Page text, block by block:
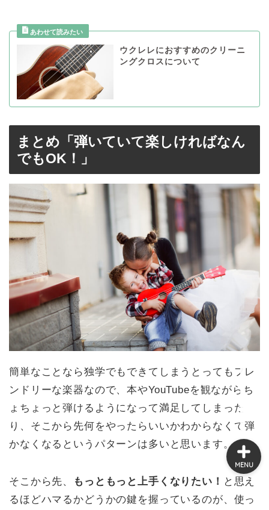
ウクレレにおすすめのクリーニ
ングクロスについて
まとめ「弾いていて楽しければなん
でもOK！」
簡単なことなら独学でもできてしまうとってもフレ
ンドリーな楽器なので、本やYouTubeを観ながらち
ょちょっと弾けるようになって満足してしまった
り、そこから先何をやったらいいかわからなくて弾
かなくなるというパターンは多いと思います。
そこから先、 もっともっと上手くなりたい！ と思え
るほどハマるかどうかの鍵を握っているのが、使っ
MENU
オンラインショップ
ウクレレの選び方
豆知識・お役立ち情報
新入荷ウクレレ情報